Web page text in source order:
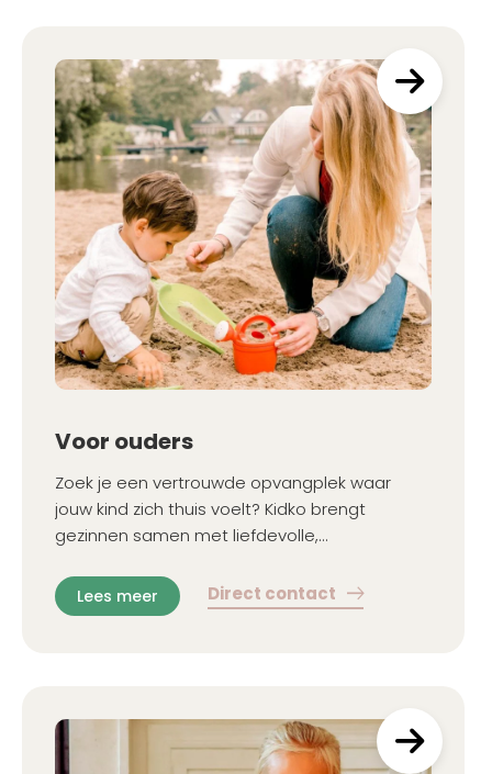
Voor ouders
Zoek je een vertrouwde opvangplek waar
jouw kind zich thuis voelt? Kidko brengt
gezinnen samen met liefdevolle,
huis of thuis.
Lees meer Direct contact